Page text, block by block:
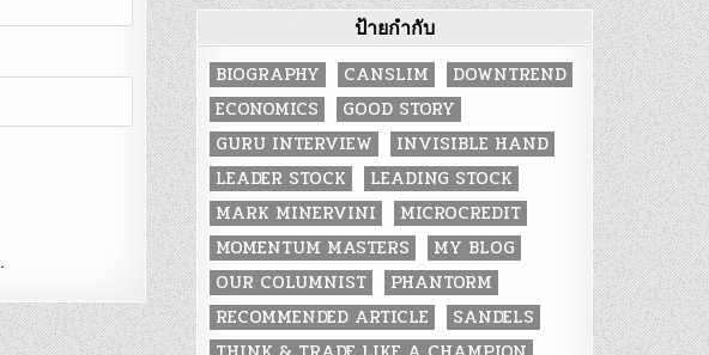
.
ป้ายกำกับ
BIOGRAPHY CANSLIM
DOWNTREND
ECONOMICS
GOOD STORY
GURU INTERVIEW
INVISIBLE HAND
LEADER STOCK
LEADING STOCK
MARK MINERVINI
MICROCREDIT
MOMENTUM MASTERS
MY BLOG
OUR COLUMNIST
PHANTORM
RECOMMENDED ARTICLE
SANDELS